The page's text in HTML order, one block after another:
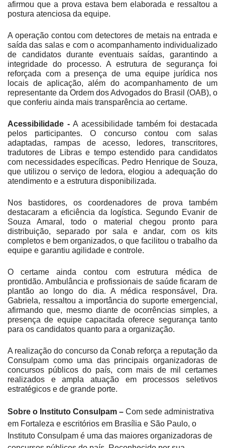
afirmou que a prova estava bem elaborada e ressaltou a
postura atenciosa da equipe.
A operação contou com detectores de metais na entrada e
saída das salas e com o acompanhamento individualizado
de candidatos durante eventuais saídas, garantindo a
integridade do processo. A estrutura de segurança foi
reforçada com a presença de uma equipe jurídica nos
locais de aplicação, além do acompanhamento de um
representante da Ordem dos Advogados do Brasil (OAB), o
que conferiu ainda mais transparência ao certame.
Acessibilidade -A acessibilidade também foi destacada
pelos participantes. O concurso contou com salas
adaptadas, rampas de acesso, ledores, transcritores,
tradutores de Libras e tempo estendido para candidatos
com necessidades específicas. Pedro Henrique de Souza,
que utilizou o serviço de ledora, elogiou a adequação do
atendimento e a estrutura disponibilizada.
Nos bastidores, os coordenadores de prova também
destacaram a eficiência da logística. Segundo Evanir de
Souza Amaral, todo o material chegou pronto para
distribuição, separado por sala e andar, com os kits
completos e bem organizados, o que facilitou o trabalho da
equipe e garantiu agilidade e controle.
O certame ainda contou com estrutura médica de
prontidão. Ambulância e profissionais de saúde ficaram de
plantão ao longo do dia. A médica responsável, Dra.
Gabriela, ressaltou a importância do suporte emergencial,
afirmando que, mesmo diante de ocorrências simples, a
presença de equipe capacitada oferece segurança tanto
para os candidatos quanto para a organização.
A realização do concurso da Conab reforça a reputação da
Consulpam como uma das principais organizadoras de
concursos públicos do país, com mais de mil certames
realizados e ampla atuação em processos seletivos
estratégicos e de grande porte.
Sobre o Instituto Consulpam – Com sede administrativa
em Fortaleza e escritórios em Brasília e São Paulo, o
Instituto Consulpam é uma das maiores organizadoras de